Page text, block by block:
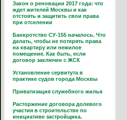
Закон о реновации 2017 года: что
ждет жителей Москвы и как
отстоять и защитить свои права
при отселении
Банкротство СУ-155 началось. Что
делать, чтобы не потерять права
на квартиру или нежилое
помещение. Как быть, если
договор заключен с ЖСК
Установление сервитута в
практике судов города Москвы
Приватизация служебного жилья
Расторжение договора долевого
участия в строительстве по
инициативе застройщика.